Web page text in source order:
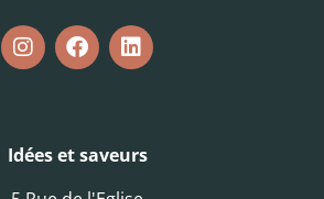
Idées et saveurs